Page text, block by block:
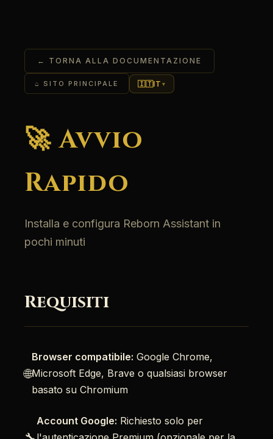
← TORNA ALLA DOCUMENTAZIONE
⌂ SITO PRINCIPALE 🇮🇹IT ▾
🚀 Avvio
Rapido
Installa e configura Reborn Assistant in
pochi minuti
Requisiti
🌐
Browser compatibile: Google Chrome,
Microsoft Edge, Brave o qualsiasi browser
basato su Chromium
Account Google: Richiesto solo per